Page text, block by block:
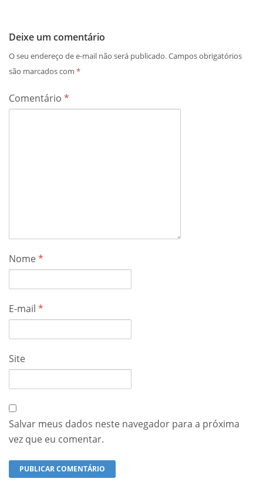
Deixe um comentário
O seu endereço de e-mail não será publicado.Campos obrigatórios
são marcados com *
Comentário *
Nome*
E-mail *
Site
Salvar meus dados neste navegador para a próxima
vez que eu comentar.